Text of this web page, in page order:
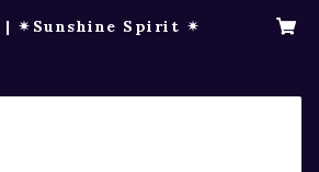
| ✴︎Sunshine Spirit ✴︎